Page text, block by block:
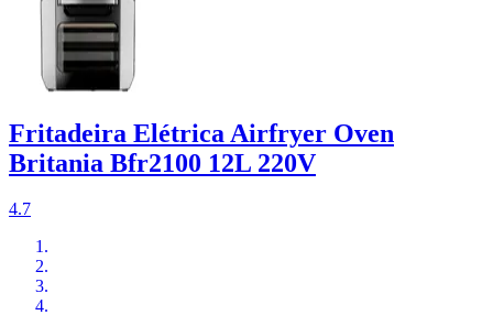
Fritadeira Elétrica Airfryer Oven
Britania Bfr2100 12L 220V
4.7